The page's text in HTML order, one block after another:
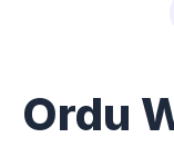
Ordu